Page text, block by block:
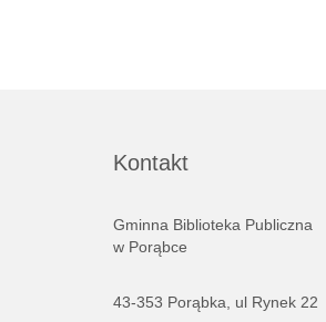
Kontakt
Gminna Biblioteka Publiczna
w Porąbce
43-353 Porąbka, ul Rynek 22